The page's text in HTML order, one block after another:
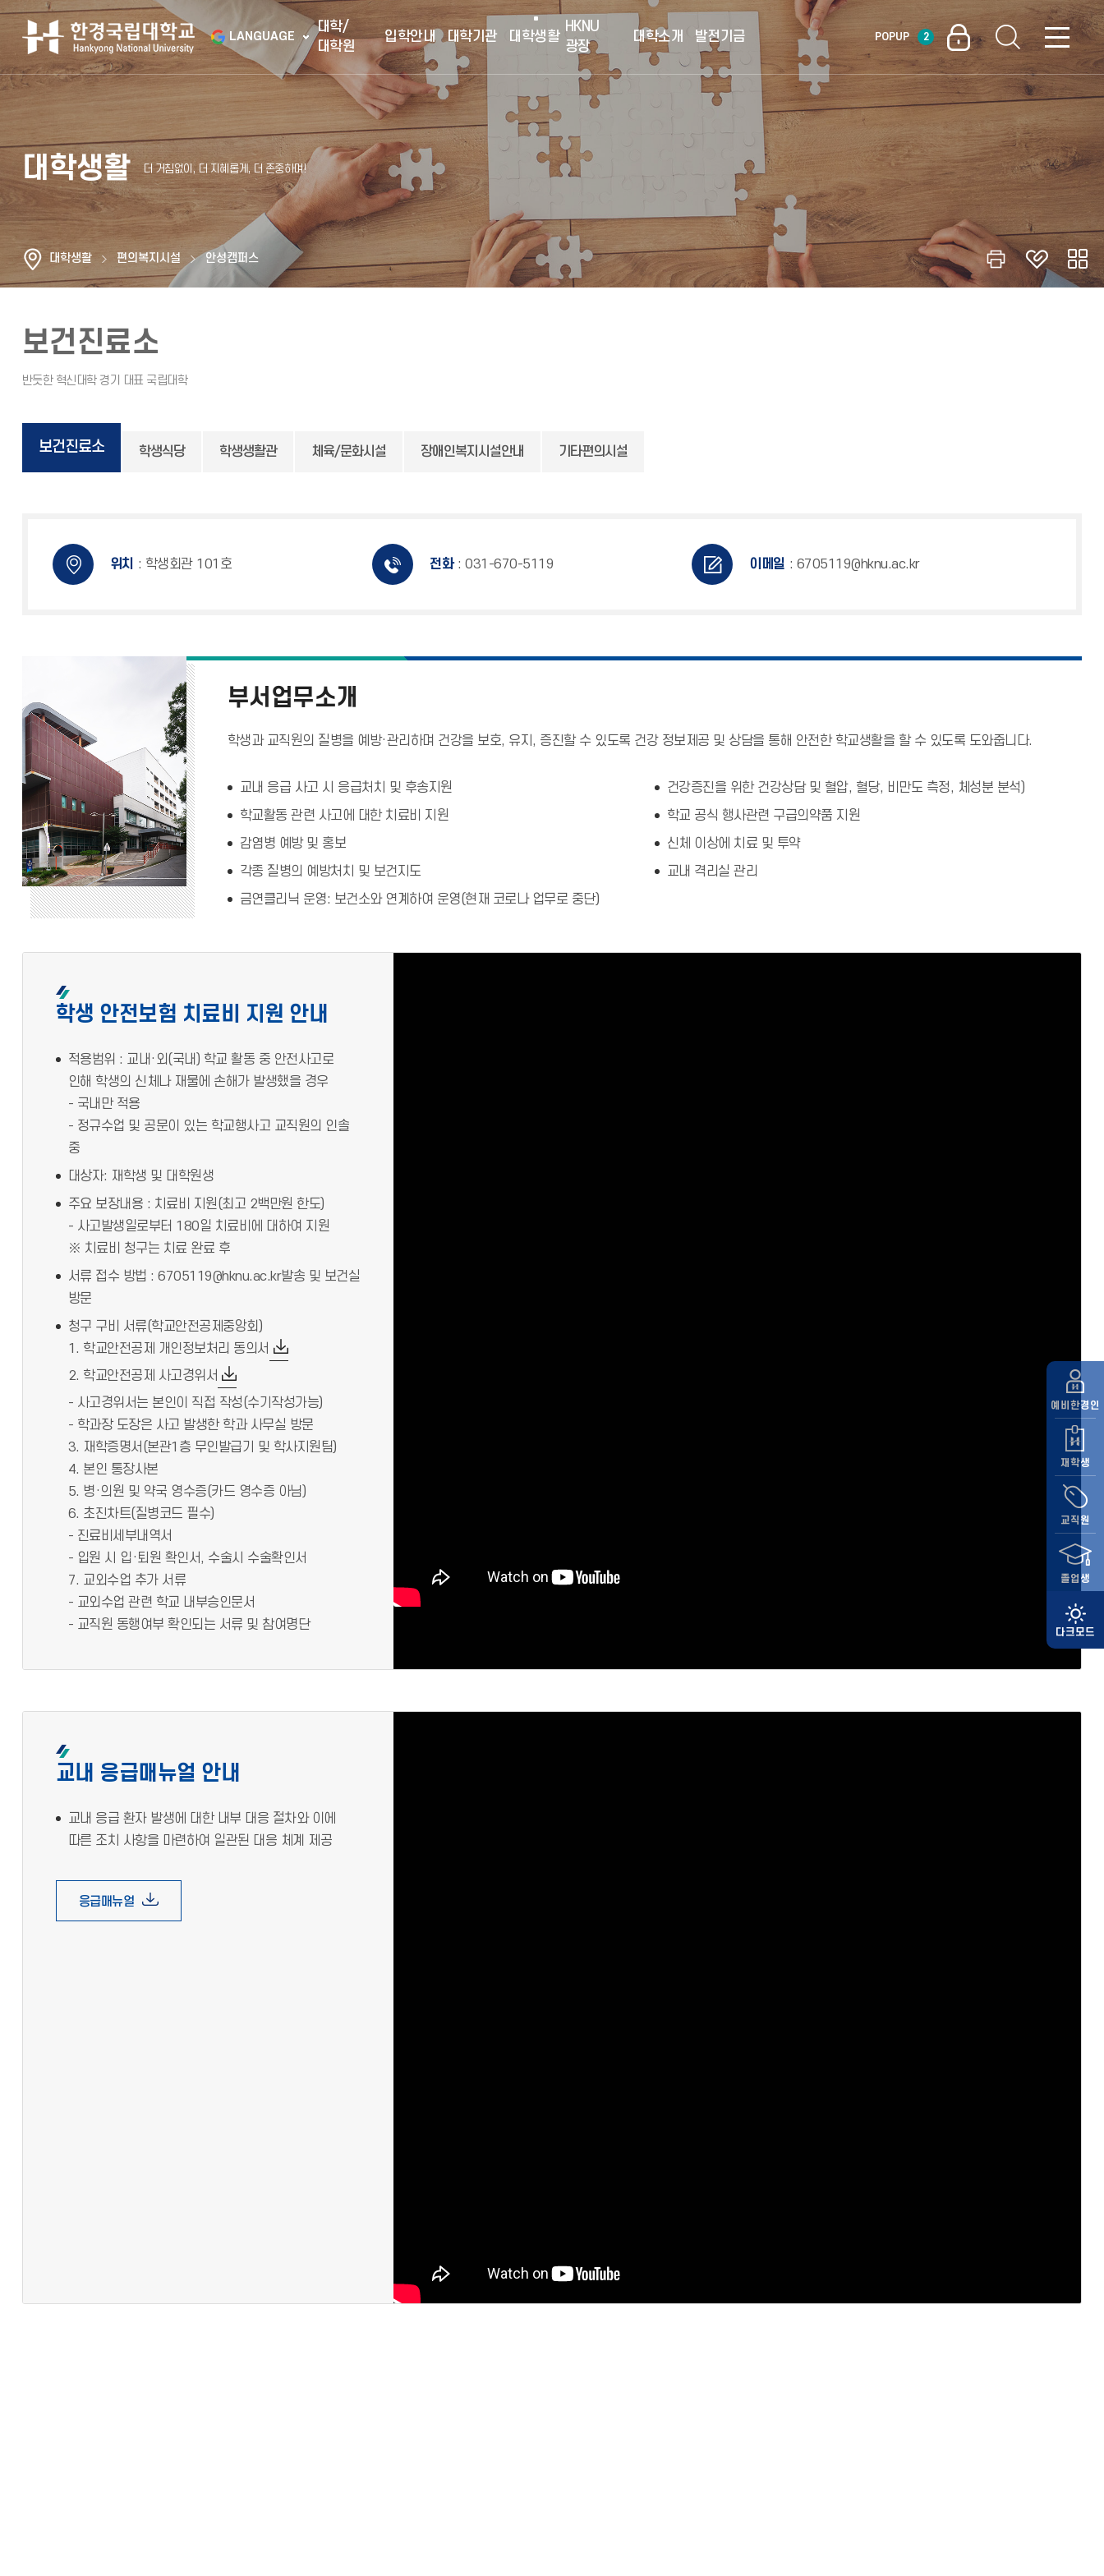
LANGUAGE
대학/
대학원
입학안내 대학기관 대학생활
HKNU
광장
대학소개 발전기금 POPUP 2
예비 한경인
재학생
교직원
졸업생
대학생활
대학생활 편의복지시설 안성캠퍼스
보건진료소
보건진료소 학생식당 학생생활관 체육/문화시설 장애인복지시설안내 기타편의시설
위치 : 학생회관 101호 전화 : 031-670-5119 이메일 : 6705119@hknu.ac.kr
부서업무소개
학생과 교직원의 질병을 예방·관리하며 건강을 보호, 유지, 증진할 수 있도록 건강 정보제공 및 상담을 통해 안전한 학교생활을 할 수 있도록 도와줍니다.
교내 응급 사고 시 응급처치 및 후송지원
건강증진을 위한 건강상담 및 혈압, 혈당, 비만도 측정, 체성분 분석)
학교활동 관련 사고에 대한 치료비 지원
학교 공식 행사관련 구급의약품 지원
감염병 예방 및 홍보
신체 이상에 치료 및 투약
각종 질병의 예방처치 및 보건지도
교내 격리실 관리
금연클리닉 운영: 보건소와 연계하여 운영(현재 코로나 업무로 중단)
학생 안전보험 치료비 지원 안내
적용범위 : 교내·외(국내) 학교 활동 중 안전사고로
인해 학생의 신체나 재물에 손해가 발생했을 경우
- 국내만 적용
- 정규수업 및 공문이 있는 학교행사고 교직원의 인솔
중
대상자: 재학생 및 대학원생
주요 보장내용 : 치료비 지원(최고 2백만원 한도)
- 사고발생일로부터 180일 치료비에 대하여 지원
※ 치료비 청구는 치료 완료 후
서류 접수 방법 : 6705119@hknu.ac.kr발송 및 보건실
방문
청구 구비 서류(학교안전공제중앙회)
1. 학교안전공제 개인정보처리 동의서
2. 학교안전공제 사고경위서
- 사고경위서는 본인이 직접 작성(수기작성가능)
- 학과장 도장은 사고 발생한 학과 사무실 방문
3. 재학증명서(본관1층 무인발급기 및 학사지원팀)
4. 본인 통장사본
5. 병·의원 및 약국 영수증(카드 영수증 아님)
6. 초진차트(질병코드 필수)
- 진료비세부내역서
- 입원 시 입·퇴원 확인서, 수술시 수술확인서
7. 교외수업 추가 서류
- 교외수업 관련 학교 내부승인문서
- 교직원 동행여부 확인되는 서류 및 참여명단
교내 응급매뉴얼 안내
교내 응급 환자 발생에 대한 내부 대응 절차와 이에
따른 조치 사항을 마련하여 일관된 대응 체계 제공
응급매뉴얼